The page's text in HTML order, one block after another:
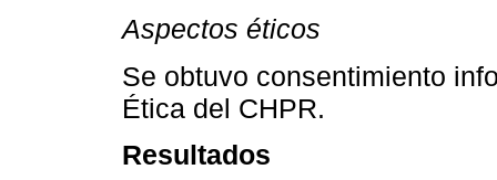
Aspectos éticos
Se obtuvo consentimiento
Ética del CHPR.
Resultados